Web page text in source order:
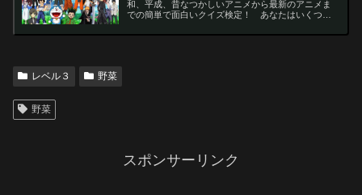
和、平成、昔なつかしいアニメから最新のアニメま
での簡単で面白いクイズ検定！ あなたはいくつわ
ど一問一答から3択・4択問題までの小学生の簡単問
レベル３ 野菜
野菜
スポンサーリンク